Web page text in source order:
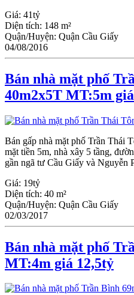
Giá: 41tỷ
Diện tích: 148 m²
Quận/Huyện: Quận Cầu Giấy
04/08/2016
Bán nhà mặt phố
40m2x5T MT:5m
Bán gấp nhà mặt phố Trần Thái
mặt tiền 5m, nhà xây 5 tầng,
gần ngã tư Cầu Giấy và Nguyễn
Giá: 19tỷ
Diện tích: 40 m²
Quận/Huyện: Quận Cầu Giấy
02/03/2017
Bán nhà mặt phố
MT:4m giá 12,5tỷ